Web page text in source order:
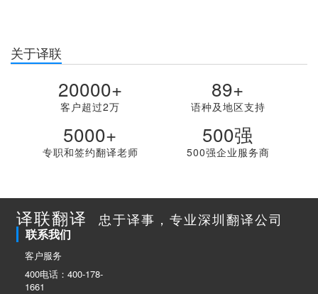
关于译联
20000+
客户超过2万
89+
语种及地区支持
5000+
专职和签约翻译老师
500强
500强企业服务商
译联翻译忠于译事，专业深圳翻译公司
联系我们
客户服务
400电话：400-178-
1661